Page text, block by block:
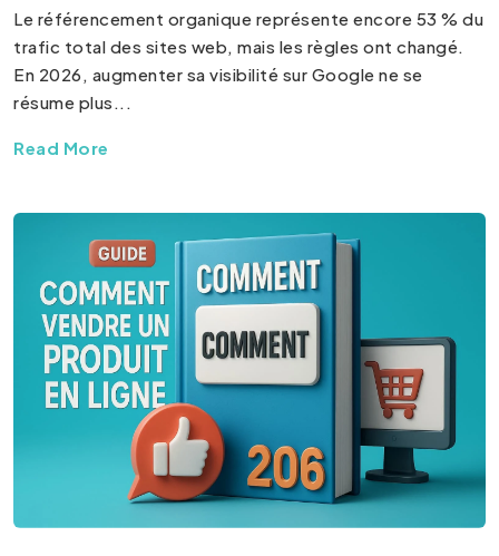
Le référencement organique représente encore 53 % du
trafic total des sites web, mais les règles ont changé.
En 2026, augmenter sa visibilité sur Google ne se
résume plus...
Read More